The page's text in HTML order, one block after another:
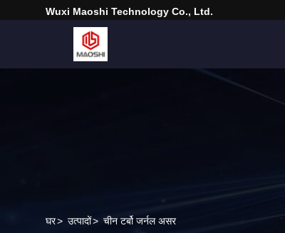
Wuxi Maoshi Technology Co., Ltd.
घर> उत्पादों> चीन टर्बो जर्नल असर